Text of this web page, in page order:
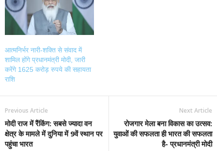
आत्मनिर्भर नारी-शक्ति से संवाद में
शामिल होंगे प्रधानमंत्री मोदी, जारी
करेंगे 1625 करोड़ रुपये की सहायता
राशि
Previous Article
मोदी राज में रैंकिंग: सबसे ज्यादा वन
क्षेत्र के मामले में दुनिया में 9वें स्थान पर
पहुंचा भारत
Next Article
रोजगार मेला बना विकास का उत्सव:
युवाओं की सफलता ही भारत की सफलता
है- प्रधानमंत्री मोदी